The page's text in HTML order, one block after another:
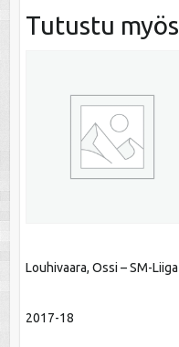
Tutustu myös
Louhivaara, Ossi – SM-Liiga
2017-18